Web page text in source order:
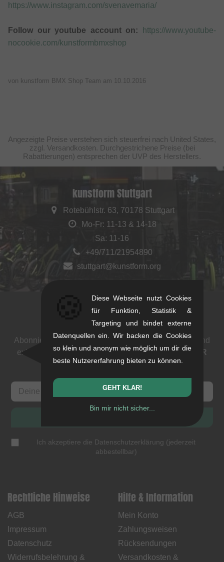
https://www.instagram.com/svenavemaria/
Follow our youtube account on:
https://www.youtube-
nocookie.com/kunstformbmxshop
von kunstform BMX Shop Team am 10.10.2016
Angezeigte Preise verstehen sich steuerfrei nach United States,
zzgl. Versandkosten. Durchgestrichene Preise (bei
Rabattierungen) entsprechen der UVP des Herstellers.
kunstform Stuttgart
Rotebühlstr. 63, 70178 Stuttgart
Mo-Fr: 11-13 & 14-18
Sa: 11-16
+49/711/21954890
stuttgart@kunstform.org
Newsletter
Abonniere unseren Newsletter: Events, BMX News und
exklusive Deals. Als Dank bekommst du einen5 EUR
Gutschein.
Ich akzeptiere die Datenschutzerklärung (jederzeit
abbestellbar)
Rechtliche Hinweise
AGB
Impressum
Datenschutz
Widerrufsbelehrung &
Hilfe & Information
Mein Konto
Zahlungsweisen
Rücksendungen
Versandkosten &
Diese Webseite nutzt Cookies
für Funktion, Statistik &
Targeting und bindet externe
Datenquellen ein. Wir backen die Cookies
so klein und anonym wie möglich um dir die
beste Nutzererfahrung bieten zu können.
GEHT KLAR!
Bin mir nicht sicher...